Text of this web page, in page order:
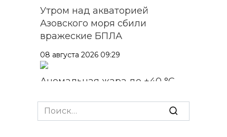
Утром над акваторией
Азовского моря сбили
вражеские БПЛА
08 августа 2026 09:29
Аномальная жара до +40 °C
августа
Search
for: